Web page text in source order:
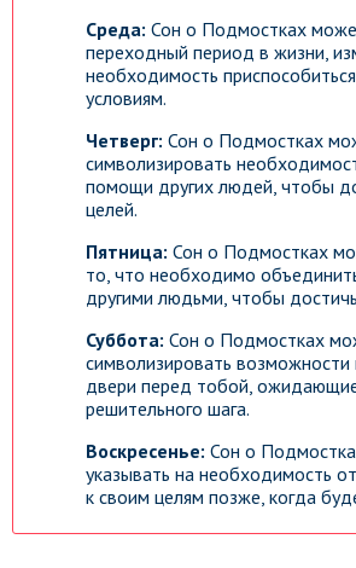
Среда: Сон о Подмостках
переходный период в жизни,
необходимость
условиям.
Четверг: Сон о Подмостках
символизировать
помощи других людей, чтобы
целей.
Пятница: Сон о Подмостках
то, что необходимо
другими людьми, чтобы
Суббота: Сон о Подмостках
символизировать
двери перед тобой,
решительного шага.
Воскресенье: Сон о
указывать на необходимость
к своим целям позже, когда